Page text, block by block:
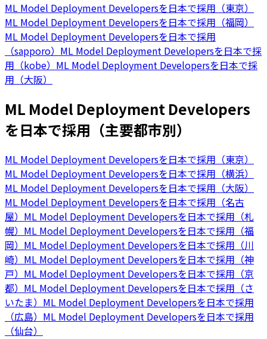
ML Model Deployment Developersを日本で採用（東京）
ML Model Deployment Developersを日本で採用（福岡）
ML Model Deployment Developersを日本で採用
（sapporo） ML Model Deployment Developersを日本で採
用（kobe） ML Model Deployment Developersを日本で採
用（大阪）
ML Model Deployment Developers
を日本で採用（主要都市別）
ML Model Deployment Developersを日本で採用（東京）
ML Model Deployment Developersを日本で採用（横浜）
ML Model Deployment Developersを日本で採用（大阪）
ML Model Deployment Developersを日本で採用（名古
屋） ML Model Deployment Developersを日本で採用（札
幌） ML Model Deployment Developersを日本で採用（福
岡） ML Model Deployment Developersを日本で採用（川
崎） ML Model Deployment Developersを日本で採用（神
戸） ML Model Deployment Developersを日本で採用（京
都） ML Model Deployment Developersを日本で採用（さ
いたま） ML Model Deployment Developersを日本で採用
（広島） ML Model Deployment Developersを日本で採用
（仙台）